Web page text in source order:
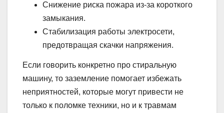
Снижение риска пожара из-за короткого
замыкания.
Стабилизация работы электросети,
предотвращая скачки напряжения.
Если говорить конкретно про стиральную
машину, то заземление помогает избежать
неприятностей, которые могут привести не
только к поломке техники, но и к травмам